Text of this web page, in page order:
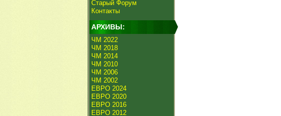
Старый Форум
Контакты
АРХИВЫ:
ЧМ 2022
ЧМ 2018
ЧМ 2014
ЧМ 2010
ЧМ 2006
ЧМ 2002
ЕВРО 2024
ЕВРО 2020
ЕВРО 2016
ЕВРО 2012